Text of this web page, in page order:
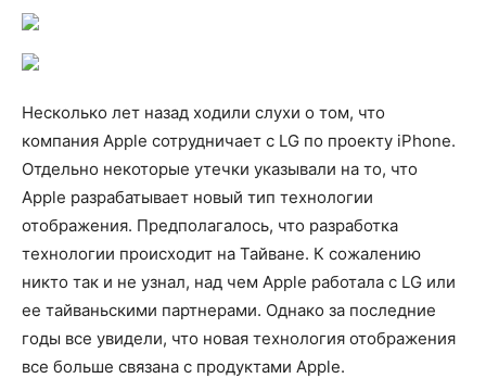
Несколько лет назад ходили слухи о том, что
компания Apple сотрудничает с LG по проекту iPhone.
Отдельно некоторые утечки указывали на то, что
Apple разрабатывает новый тип технологии
отображения. Предполагалось, что разработка
технологии происходит на Тайване. К сожалению
никто так и не узнал, над чем Apple работала с LG или
ее тайваньскими партнерами. Однако за последние
годы все увидели, что новая технология отображения
все больше связана с продуктами Apple.